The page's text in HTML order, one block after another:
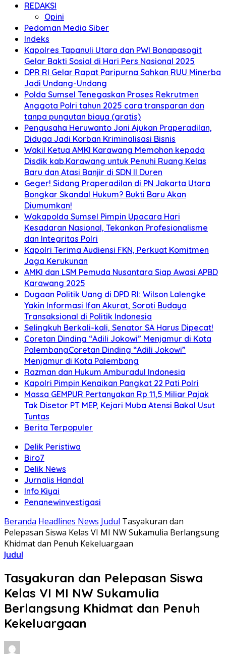
REDAKSI
Opini
Pedoman Media Siber
Indeks
Kapolres Tapanuli Utara dan PWI Bonapasogit
Gelar Bakti Sosial di Hari Pers Nasional 2025
DPR RI Gelar Rapat Paripurna Sahkan RUU Minerba
Jadi Undang-Undang
Polda Sumsel Tenegaskan Proses Rekrutmen
Anggota Polri tahun 2025 cara transparan dan
tanpa pungutan biaya (gratis)
Pengusaha Heruwanto Joni Ajukan Praperadilan,
Diduga Jadi Korban Kriminalisasi Bisnis
Wakil Ketua AMKI Karawang Memohon kepada
Disdik kab.Karawang untuk Penuhi Ruang Kelas
Baru dan Atasi Banjir di SDN II Duren
Geger! Sidang Praperadilan di PN Jakarta Utara
Bongkar Skandal Hukum? Bukti Baru Akan
Diumumkan!
Wakapolda Sumsel Pimpin Upacara Hari
Kesadaran Nasional, Tekankan Profesionalisme
dan Integritas Polri
Kapolri Terima Audiensi FKN, Perkuat Komitmen
Jaga Kerukunan
AMKI dan LSM Pemuda Nusantara Siap Awasi APBD
Karawang 2025
Dugaan Politik Uang di DPD RI: Wilson Lalengke
Yakin Informasi Ifan Akurat, Soroti Budaya
Transaksional di Politik Indonesia
Selingkuh Berkali-kali, Senator SA Harus Dipecat!
Coretan Dinding “Adili Jokowi” Menjamur di Kota
PalembangCoretan Dinding “Adili Jokowi”
Menjamur di Kota Palembang
Razman dan Hukum Amburadul Indonesia
Kapolri Pimpin Kenaikan Pangkat 22 Pati Polri
Massa GEMPUR Pertanyakan Rp 11,5 Miliar Pajak
Tak Disetor PT MEP, Kejari Muba Atensi Bakal Usut
Tuntas
Berita Terpopuler
Delik Peristiwa
Biro7
Delik News
Jurnalis Handal
Info Kiyai
Penanewinvestigasi
Beranda Headlines News Judul Tasyakuran dan
Pelepasan Siswa Kelas VI MI NW Sukamulia Berlangsung
Khidmat dan Penuh Kekeluargaan
Judul
Tasyakuran dan Pelepasan Siswa
Kelas VI MI NW Sukamulia
Berlangsung Khidmat dan Penuh
Kekeluargaan